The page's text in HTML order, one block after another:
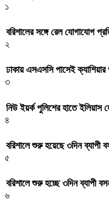
১
বরিশালের সঙ্গে রেল যোগাযোগ
২
ঢাকায় এসএসসি পাসেই ক্যাশিয়ার
৩
নিউ ইয়র্ক পুলিশের হাতে ইলিয়াস
৪
বরিশালে শুরু হয়েছে ৩দিন ব্যাপী
৫
বরিশালে শুরু হচ্ছে ৩দিন ব্যাপী
৬